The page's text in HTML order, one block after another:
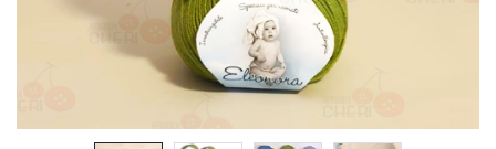
Password dimenticata?
Lotti di Bottoni vintage (27)
Bottoni/alamari/automatici (46)
Calze collant donna (24)
Cappelli (16)